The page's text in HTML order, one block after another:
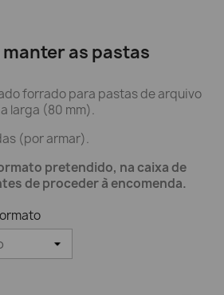
as pastas
forrado para pastas de arquivo
larga (80 mm).
(por armar).
pretendido, na caixa de
de proceder à encomenda.